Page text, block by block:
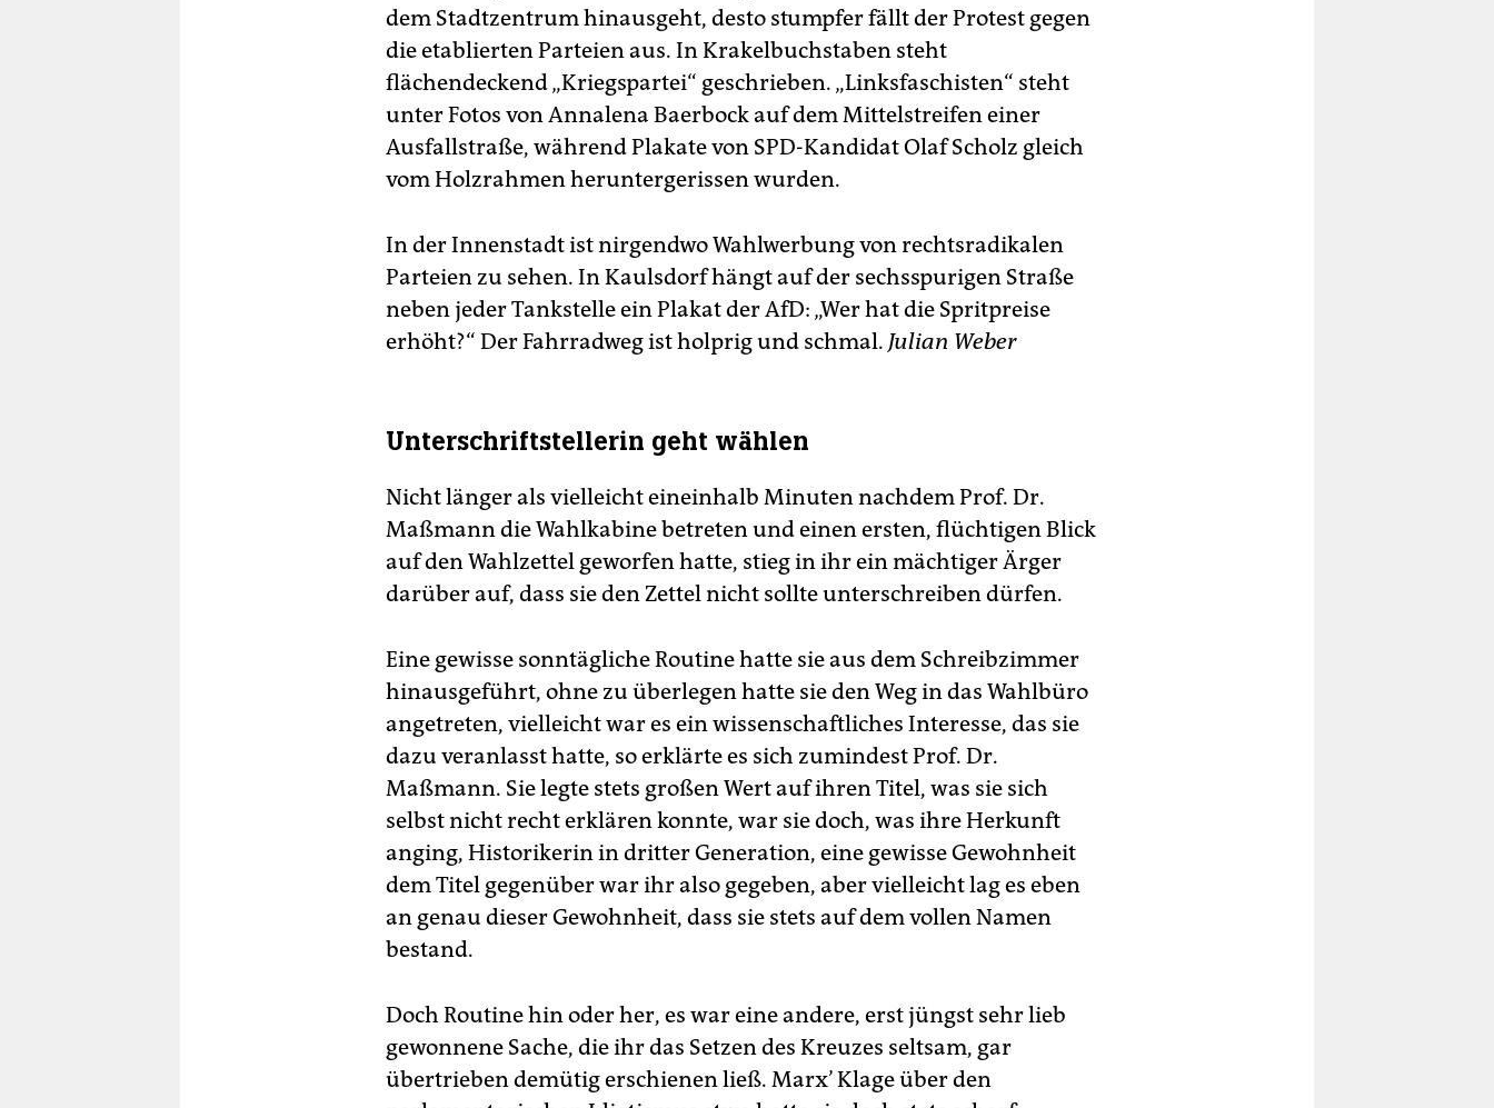
dem Stadtzentrum hinausgeht, desto stumpfer fällt der Protest gegen
die etablierten Parteien aus. In Krakelbuchstaben steht
flächendeckend „Kriegspartei“ geschrieben. „Linksfaschisten“ steht
unter Fotos von Annalena Baerbock auf dem Mittelstreifen einer
Ausfallstraße, während Plakate von SPD-Kandidat Olaf Scholz gleich
vom Holzrahmen heruntergerissen wurden.
In der Innenstadt ist nirgendwo Wahlwerbung von rechtsradikalen
Parteien zu sehen. In Kaulsdorf hängt auf der sechsspurigen Straße
neben jeder Tankstelle ein Plakat der AfD: „Wer hat die Spritpreise
erhöht?“ Der Fahrradweg ist holprig und schmal. Julian Weber
Unterschriftstellerin geht wählen
Nicht länger als vielleicht eineinhalb Minuten nachdem Prof. Dr.
Maßmann die Wahlkabine betreten und einen ersten, flüchtigen Blick
auf den Wahlzettel geworfen hatte, stieg in ihr ein mächtiger Ärger
darüber auf, dass sie den Zettel nicht sollte unterschreiben dürfen.
Eine gewisse sonntägliche Routine hatte sie aus dem Schreibzimmer
hinausgeführt, ohne zu überlegen hatte sie den Weg in das Wahlbüro
angetreten, vielleicht war es ein wissenschaftliches Interesse, das sie
dazu veranlasst hatte, so erklärte es sich zumindest Prof. Dr.
Maßmann. Sie legte stets großen Wert auf ihren Titel, was sie sich
selbst nicht recht erklären konnte, war sie doch, was ihre Herkunft
anging, Historikerin in dritter Generation, eine gewisse Gewohnheit
dem Titel gegenüber war ihr also gegeben, aber vielleicht lag es eben
an genau dieser Gewohnheit, dass sie stets auf dem vollen Namen
bestand.
Doch Routine hin oder her, es war eine andere, erst jüngst sehr lieb
gewonnene Sache, die ihr das Setzen des Kreuzes seltsam, gar
übertrieben demütig erschienen ließ. Marx’ Klage über den